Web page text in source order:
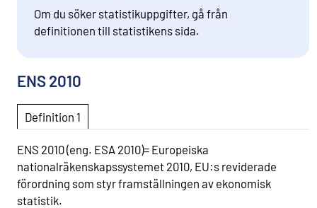
Om du söker statistikuppgifter, gå från
definitionen till statistikens sida.
ENS 2010
Definition 1
ENS 2010 (eng. ESA 2010)= Europeiska
nationalräkenskapssystemet 2010, EU:s reviderade
förordning som styr framställningen av ekonomisk
statistik.